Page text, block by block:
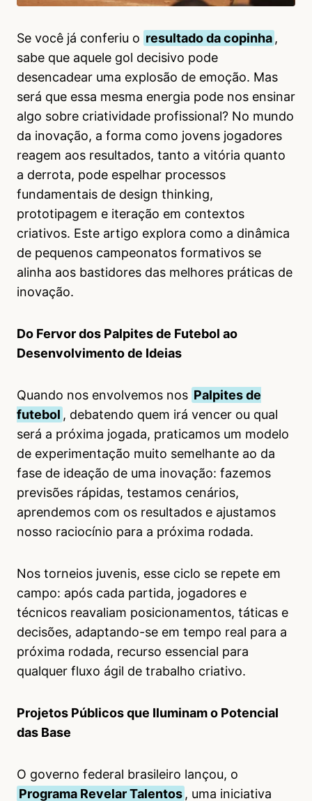
Se você já conferiu o resultado da copinha ,
sabe que aquele gol decisivo pode
desencadear uma explosão de emoção. Mas
será que essa mesma energia pode nos ensinar
algo sobre criatividade profissional? No mundo
da inovação, a forma como jovens jogadores
reagem aos resultados, tanto a vitória quanto
a derrota, pode espelhar processos
fundamentais de design thinking,
prototipagem e iteração em contextos
criativos. Este artigo explora como a dinâmica
de pequenos campeonatos formativos se
alinha aos bastidores das melhores práticas de
inovação.
Do Fervor dos Palpites de Futebol ao
Desenvolvimento de Ideias
Quando nos envolvemos nos Palpites de
futebol , debatendo quem irá vencer ou qual
será a próxima jogada, praticamos um modelo
de experimentação muito semelhante ao da
fase de ideação de uma inovação: fazemos
previsões rápidas, testamos cenários,
aprendemos com os resultados e ajustamos
nosso raciocínio para a próxima rodada.
Nos torneios juvenis, esse ciclo se repete em
campo: após cada partida, jogadores e
técnicos reavaliam posicionamentos, táticas e
decisões, adaptando-se em tempo real para a
próxima rodada, recurso essencial para
qualquer fluxo ágil de trabalho criativo.
Projetos Públicos que Iluminam o Potencial
das Base
O governo federal brasileiro lançou, o
Programa Revelar Talentos , uma iniciativa